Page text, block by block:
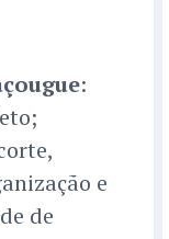
:
e
de